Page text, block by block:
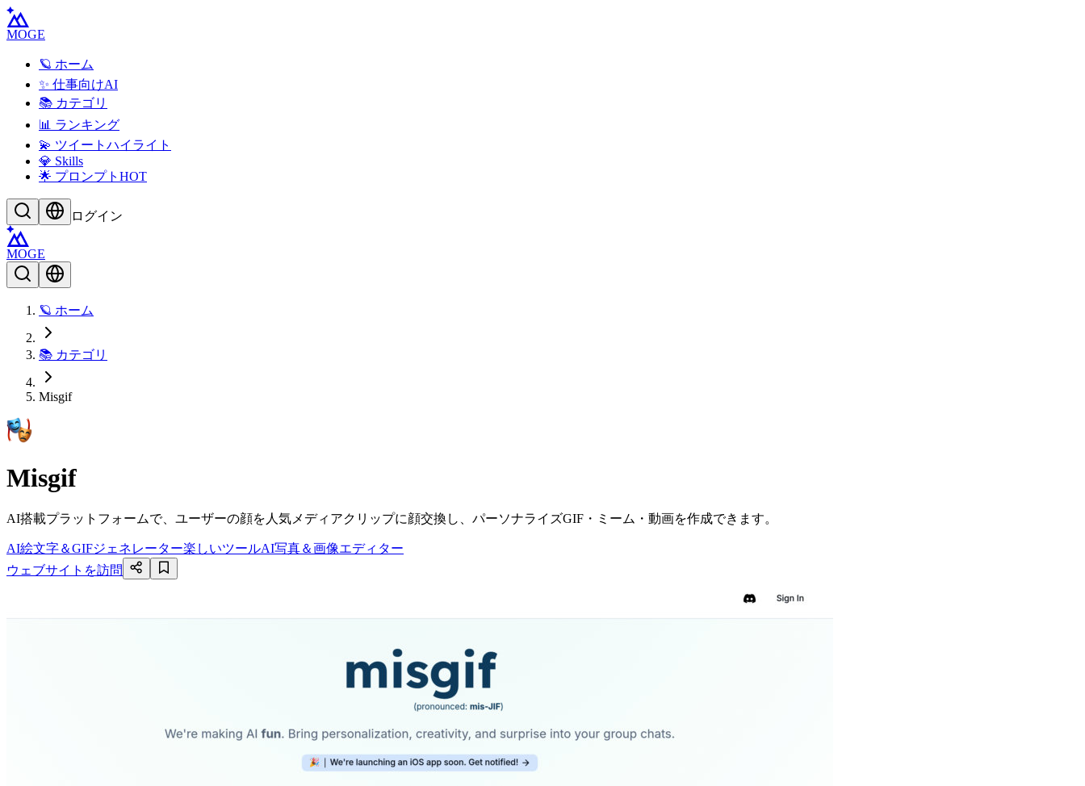
MOGE
🪐 ホーム
✨ 仕事向けAI
📚 カテゴリ
📊 ランキング
💫 ツイートハイライト
💎 Skills
🌟 プロンプト HOT
ログイン
MOGE
🪐 ホーム
📚 カテゴリ
Misgif
Misgif
AI搭載プラットフォームで、ユーザーの顔を人気メディアクリップに顔交換し、パーソナライズGIF・ミーム・動画を作成できます。
AI絵文字＆GIFジェネレーター楽しいツールAI写真＆画像エディター
ウェブサイトを訪問